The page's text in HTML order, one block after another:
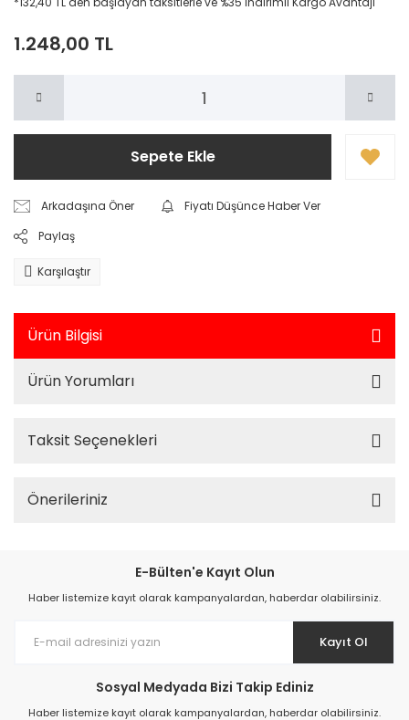
1.248,00 TL
Sepete Ekle
Arkadaşına Öner
Fiyatı Düşünce Haber Ver
Paylaş
Karşılaştır
Ürün Bilgisi
Ürün Yorumları
Taksit Seçenekleri
Önerileriniz
E-Bülten'e Kayıt Olun
Haber listemize kayıt olarak kampanyalardan, haberdar olabilirsiniz.
Kayıt Ol
Sosyal Medyada Bizi Takip Ediniz
Haber listemize kayıt olarak kampanyalardan, haberdar olabilirsiniz.